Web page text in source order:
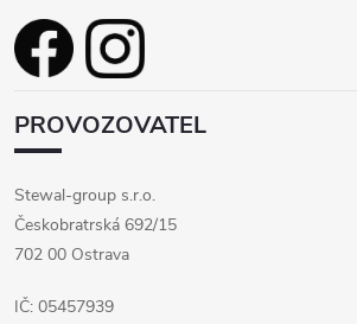
PROVOZOVATEL
Stewal-group s.r.o.
Českobratrská 692/15
702 00 Ostrava
IČ: 05457939